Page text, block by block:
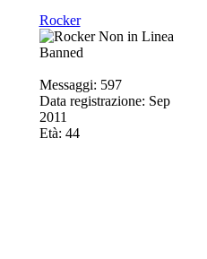
Rocker
Banned
Messaggi: 597
Data registrazione: Sep
2011
Età: 44